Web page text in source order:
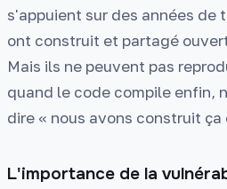
s'appuient sur des années de
ont construit et partagé
Mais ils ne peuvent pas
quand le code compile enfin,
dire « nous avons construit ça
L'importance de la